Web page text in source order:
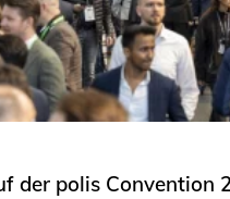
der polis Convention